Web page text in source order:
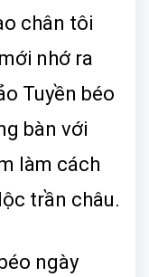
chân tôi
nhớ ra
Tuyền béo
bàn với
làm cách
trần châu.
ngày